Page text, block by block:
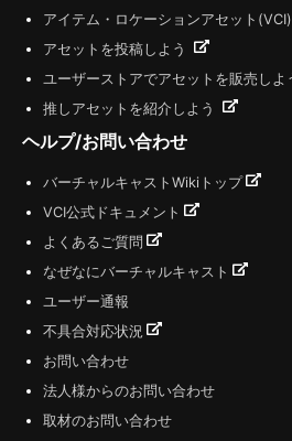
アイテム・ロケーションアセット
アセットを投稿しよう
ユーザーストアでアセットを販売しよ
推しアセットを紹介しよう
ヘルプ/お問い合わせ
バーチャルキャストWikiトップ
VCI公式ドキュメント
よくあるご質問
なぜなにバーチャルキャスト
ユーザー通報
不具合対応状況
お問い合わせ
法人様からのお問い合わせ
取材のお問い合わせ